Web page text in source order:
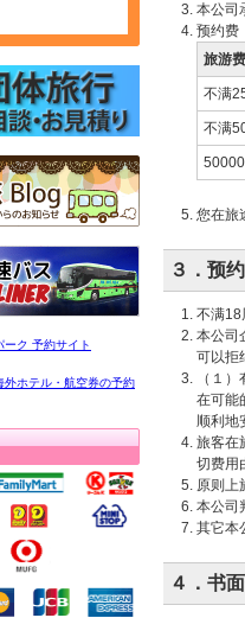
本公司
预约费
旅游
不满
不满
您在旅
３．预
不满18
本公司
可以拒
（１
在可能
顺利地
旅客在
切费用
原则上
本公司
其它本
４．书